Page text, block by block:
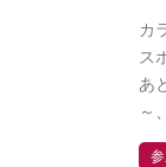
カ
ス
あ
～